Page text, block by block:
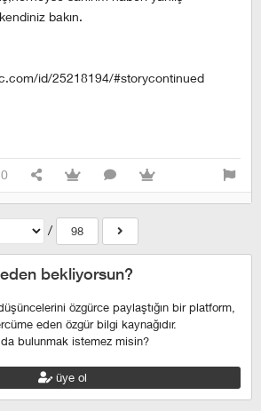
bakın.
id/25218194/#storycontinued
0
/ 98
bekliyorsun?
özgürce paylaştığın bir platform,
eden özgür bilgi kaynağıdır.
bulunmak istemez misin?
üye ol